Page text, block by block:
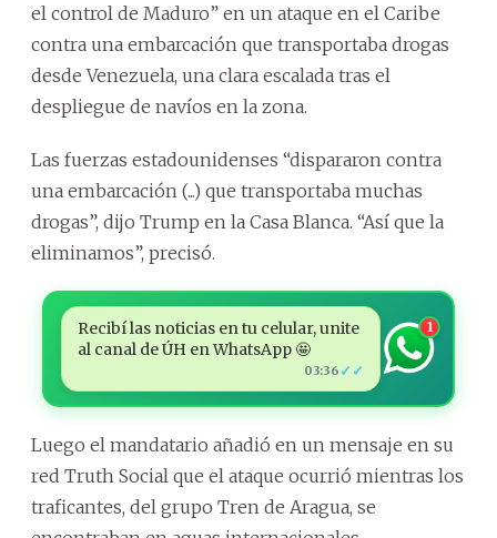
el control de Maduro” en un ataque en el Caribe
contra una embarcación que transportaba drogas
desde Venezuela, una clara escalada tras el
despliegue de navíos en la zona.
Las fuerzas estadounidenses “dispararon contra
una embarcación (...) que transportaba muchas
drogas”, dijo Trump en la Casa Blanca. “Así que la
eliminamos”, precisó.
Recibí las noticias en tu celular, unite
al canal de ÚH en WhatsApp 🤩
03:36 ✓✓
1
Luego el mandatario añadió en un mensaje en su
red Truth Social que el ataque ocurrió mientras los
traficantes, del grupo Tren de Aragua, se